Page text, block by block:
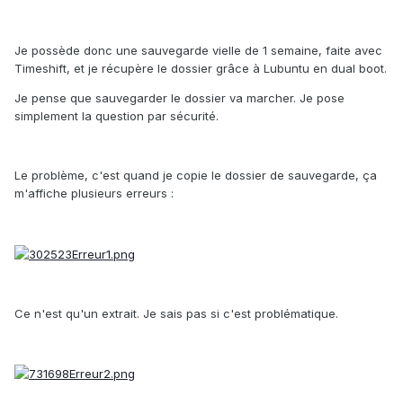
Je possède donc une sauvegarde vielle de 1 semaine, faite avec
Timeshift, et je récupère le dossier grâce à Lubuntu en dual boot.
Je pense que sauvegarder le dossier va marcher. Je pose
simplement la question par sécurité.
Le problème, c'est quand je copie le dossier de sauvegarde, ça
m'affiche plusieurs erreurs :
Ce n'est qu'un extrait. Je sais pas si c'est problématique.